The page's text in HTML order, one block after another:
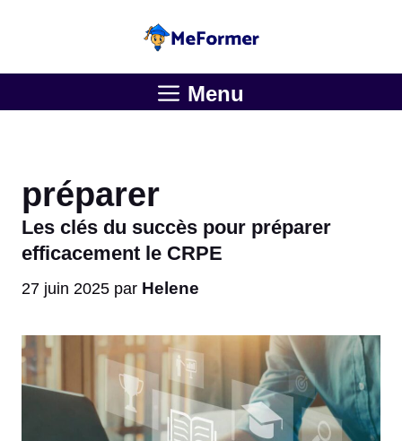
Menu
préparer
Les clés du succès pour préparer
efficacement le CRPE
27 juin 2025 par Helene